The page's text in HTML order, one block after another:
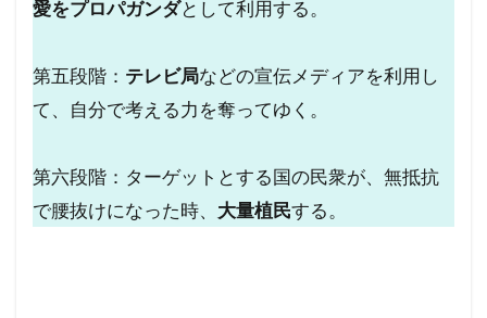
愛をプロパガンダとして利用する。
第五段階： テレビ局などの宣伝メディアを利用し
て、自分で考える力を奪ってゆく。
第六段階：ターゲットとする国の民衆が、無抵抗
で腰抜けになった時、 大量植民する。
ラルフ・バビット
ユーチューバー
ユダヤの王
保守
努力義務 創価学会
出玉制御
冤罪
円卓会議
共産主義の戦略